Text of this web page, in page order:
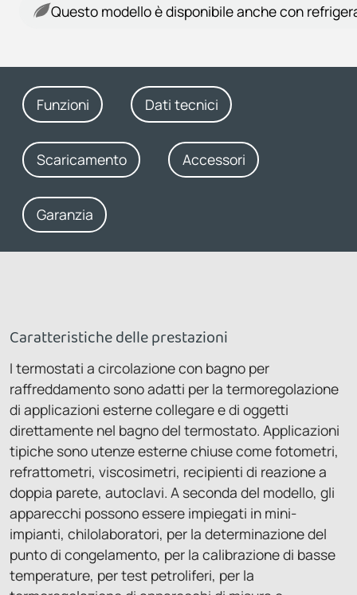
Questo modello è disponibile anche con
Funzioni Dati tecnici
Scaricamento Accessori
Garanzia
Caratteristiche delle prestazioni
I termostati a circolazione con bagno per
raffreddamento sono adatti per la termoregolazione
di applicazioni esterne collegare e di oggetti
direttamente nel bagno del termostato. Applicazioni
tipiche sono utenze esterne chiuse come fotometri,
refrattometri, viscosimetri, recipienti di reazione a
doppia parete, autoclavi. A seconda del modello, gli
apparecchi possono essere impiegati in mini-
impianti, chilolaboratori, per la determinazione del
punto di congelamento, per la calibrazione di basse
temperature, per test petroliferi, per la